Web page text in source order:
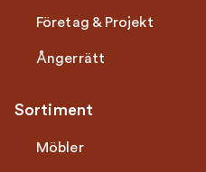
Företag & Projekt
Ångerrätt
Sortiment
Möbler